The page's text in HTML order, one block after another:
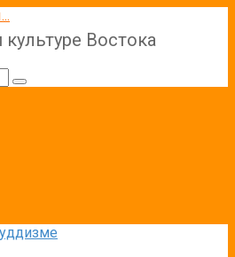
Востока